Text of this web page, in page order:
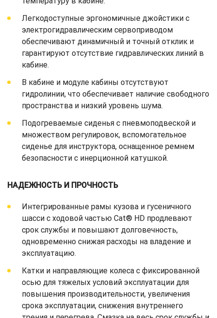
Легкодоступные эргономичные джойстики с
электрогидравлическим сервоприводом
обеспечивают динамичный и точный отклик и
гарантируют отсутствие гидравлических линий в
кабине.
В кабине и модуле кабины отсутствуют
гидролинии, что обеспечивает наличие свободного
пространства и низкий уровень шума.
Подогреваемые сиденья с пневмоподвеской и
множеством регулировок, вспомогательное
сиденье для инструктора, оснащенное ремнем
безопасности с инерционной катушкой.
НАДЕЖНОСТЬ И ПРОЧНОСТЬ
Интегрированные рамы кузова и гусеничного
шасси с ходовой частью Cat® HD продлевают
срок службы и повышают долговечность,
одновременно снижая расходы на владение и
эксплуатацию.
Катки и направляющие колеса с фиксированной
осью для тяжелых условий эксплуатации для
повышения производительности, увеличения
срока эксплуатации, снижения внутреннего